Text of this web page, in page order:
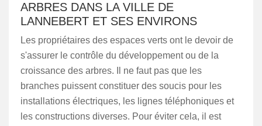
ARBRES DANS LA VILLE DE
LANNEBERT ET SES ENVIRONS
Les propriétaires des espaces verts ont le devoir de
s'assurer le contrôle du développement ou de la
croissance des arbres. Il ne faut pas que les
branches puissent constituer des soucis pour les
installations électriques, les lignes téléphoniques et
les constructions diverses. Pour éviter cela, il est